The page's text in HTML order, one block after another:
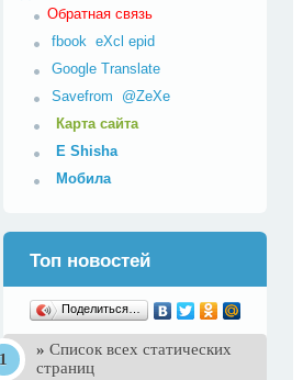
Обратная связь
fbook eXcl epid
Google Translate
Savefrom @ZeXe
Карта сайта
E Shisha
Мобила
Топ новостей
Поделиться…
» Список всех статических
страниц